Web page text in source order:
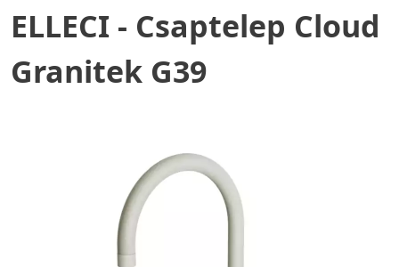
ELLECI - Csaptelep Cloud
Granitek G39